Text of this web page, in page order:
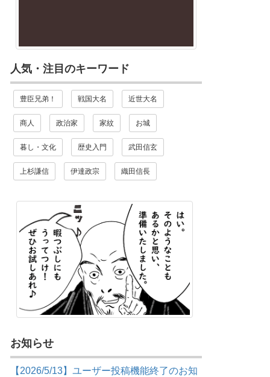
人気・注目のキーワード
豊臣兄弟！ 戦国大名 近世大名
商人 政治家 家紋 お城
暮し・文化 歴史入門 武田信玄
上杉謙信 伊達政宗 織田信長
お知らせ
【2026/5/13】ユーザー投稿機能終了のお知